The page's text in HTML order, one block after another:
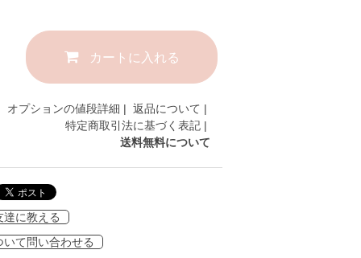
カートに入れる
オプションの値段詳細 | 返品について |
特定商取引法に基づく表記 |
送料無料について
に教える
て問い合わせる